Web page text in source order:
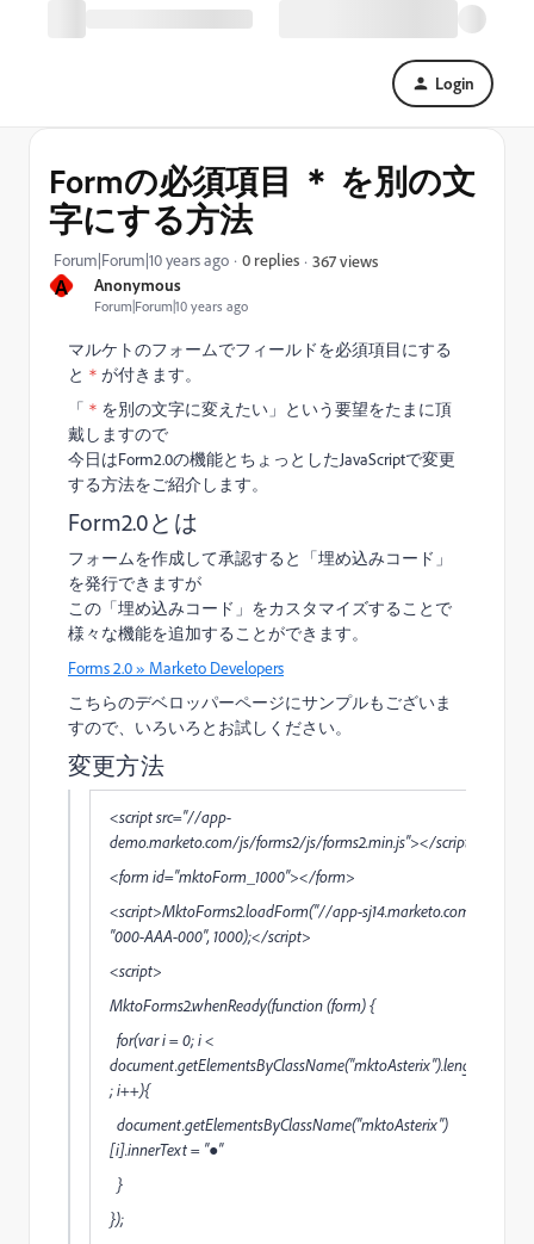
Login
A Anonymous
Forum|Forum|10 years ago
Formの必須項目 ＊ を別の文
字にする方法
Forum|Forum|10 years ago 0 replies 367 views
マルケトのフォームでフィールドを必須項目にする
と ＊ が付きます。
「 ＊ を別の文字に変えたい」という要望をたまに頂
戴しますので
今日はForm2.0の機能とちょっとしたJavaScriptで変更
する方法をご紹介します。
Form2.0とは
フォームを作成して承認すると「埋め込みコード」
を発行できますが
この「埋め込みコード」をカスタマイズすることで
様々な機能を追加することができます。
Forms 2.0 » Marketo Developers
こちらのデベロッパーページにサンプルもございま
すので、いろいろとお試しください。
変更方法
<script src="//app-
demo.marketo.com/js/forms2/js/forms2.min.js"></script>
<form id="mktoForm_1000"></form>
<script>MktoForms2.loadForm("//app-sj14.marketo.com",
"000-AAA-000", 1000);</script>
<script>
MktoForms2.whenReady(function (form) {
for(var i = 0; i <
document.getElementsByClassName("mktoAsterix").length
; i++){
document.getElementsByClassName("mktoAsterix")
[i].innerText = "●"
}
});